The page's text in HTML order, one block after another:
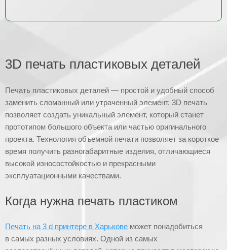
3D печать пластиковых деталей
Печать пластиковых деталей — простой и удобный способ
заменить сломанный или утраченный элемент. 3D печать
позволяет создать уникальный элемент, который станет
прототипом большого объекта или частью оригинального
проекта. Технология объемной печати позволяет за короткое
время получить разногабаритные изделия, отличающиеся
высокой износостойкостью и прекрасными
эксплуатационными качествами.
Когда нужна печать пластиком
Печать на 3 d принтере в Харькове может понадобиться
в самых разных условиях. Одной из самых